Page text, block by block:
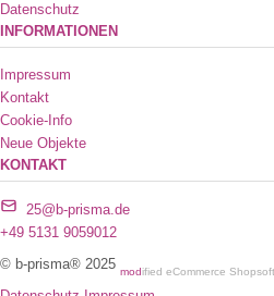
Datenschutz
INFORMATIONEN
Impressum
Kontakt
Cookie-Info
Neue Objekte
KONTAKT
25@b-prisma.de
+49 5131 9059012
© b-prisma® 2025 modified eCommerce